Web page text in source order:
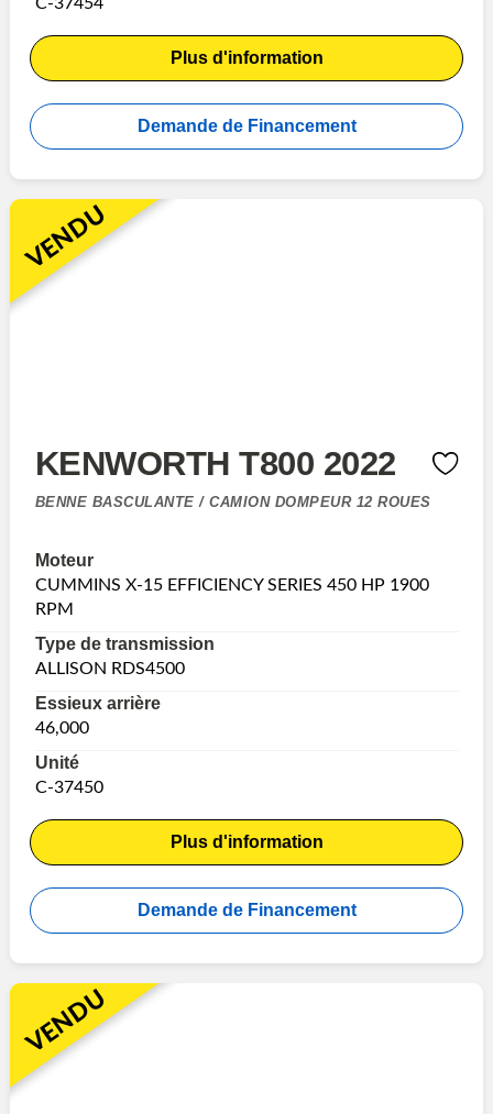
Plus d'information
Demande de Financement
VENDU
KENWORTH T800 2022
BENNE BASCULANTE / CAMION DOMPEUR 12 ROUES
Moteur
CUMMINS X-15 EFFICIENCY SERIES 450 HP 1900
RPM
Type de transmission
ALLISON RDS4500
Essieux arrière
46,000
Unité
C-37450
Plus d'information
Demande de Financement
VENDU